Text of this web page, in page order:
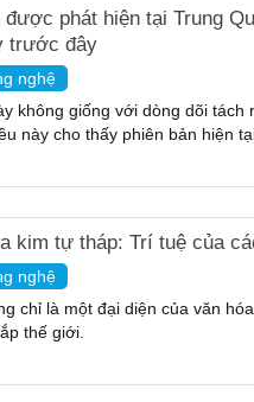
được phát hiện tại Trung
trước đây
nghệ
không giống với dòng dõi
này cho thấy phiên bản hiện
kim tự tháp: Trí tuệ của
nghệ
chỉ là một đại diện của văn
thế giới.